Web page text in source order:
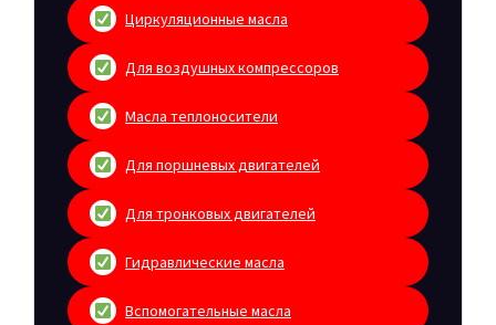
Циркуляционные масла
Для воздушных компрессоров
Масла теплоносители
Для поршневых двигателей
Для тронковых двигателей
Гидравлические масла
Вспомогательные масла